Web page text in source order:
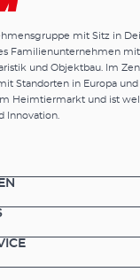
mit Sitz in
Familienunternehmen
und Objektbau. Im
Standorten in Europa und
Heimtiermarkt und ist
Innovation.